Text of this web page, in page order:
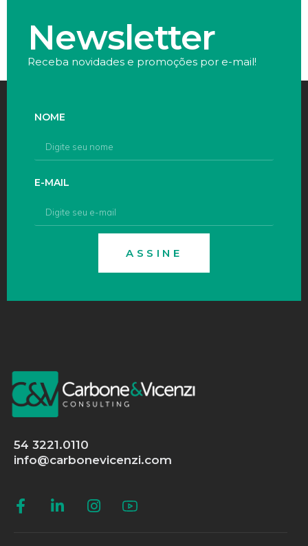
Newsletter
Receba novidades e promoções por e-mail!
NOME
E-MAIL
ASSINE
54 3221.0110
info@carbonevicenzi.com